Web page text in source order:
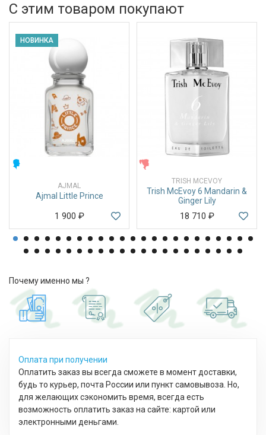
С этим товаром покупают
НОВИНКА
AJMAL
Ajmal Little Prince
1 900 ₽
TRISH MCEVOY
Trish McEvoy 6 Mandarin &
Ginger Lily
18 710 ₽
Почему именно мы ?
Оплата при получении
Оплатить заказ вы всегда сможете в момент доставки,
будь то курьер, почта России или пункт самовывоза. Но,
для желающих сэкономить время, всегда есть
возможность оплатить заказ на сайте: картой или
электронными деньгами.